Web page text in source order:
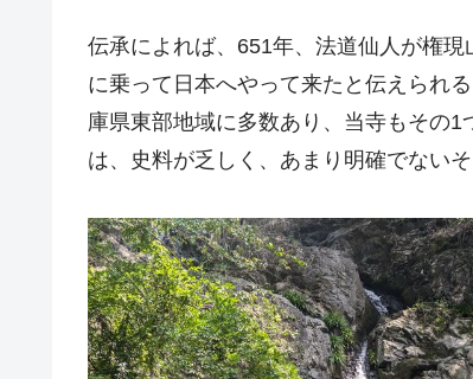
伝承によれば、651年、法道仙人が権
に乗って日本へやって来たと伝えられ
庫県東部地域に多数あり、当寺もその
は、史料が乏しく、あまり明確でないそ